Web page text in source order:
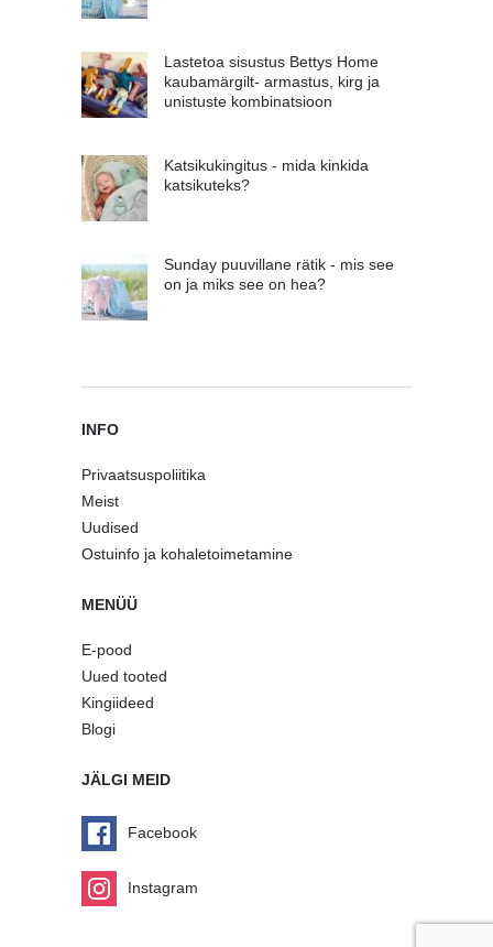
Lastetoa sisustus Bettys Home
kaubamärgilt- armastus, kirg ja
unistuste kombinatsioon
Katsikukingitus - mida kinkida
katsikuteks?
Sunday puuvillane rätik - mis see
on ja miks see on hea?
INFO
Privaatsuspoliitika
Meist
Uudised
Ostuinfo ja kohaletoimetamine
MENÜÜ
E-pood
Uued tooted
Kingiideed
Blogi
JÄLGI MEID
Facebook
Instagram